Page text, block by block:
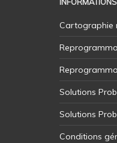
Cartographie
Solutions
Solutions
Conditions